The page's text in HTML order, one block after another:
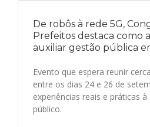
De robôs à rede 5G,
Prefeitos destaca como
auxiliar gestão pública
Evento que espera reunir
entre os dias 24 e 26 de
experiências reais e práticas
público.